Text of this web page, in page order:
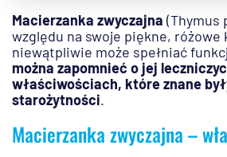
Macierzanka zwyczajna (Thymus
względu na swoje piękne, różowe
niewątpliwie może spełniać
można zapomnieć o jej
właściwościach, które znane
starożytności.
Macierzanka zwyczajna –